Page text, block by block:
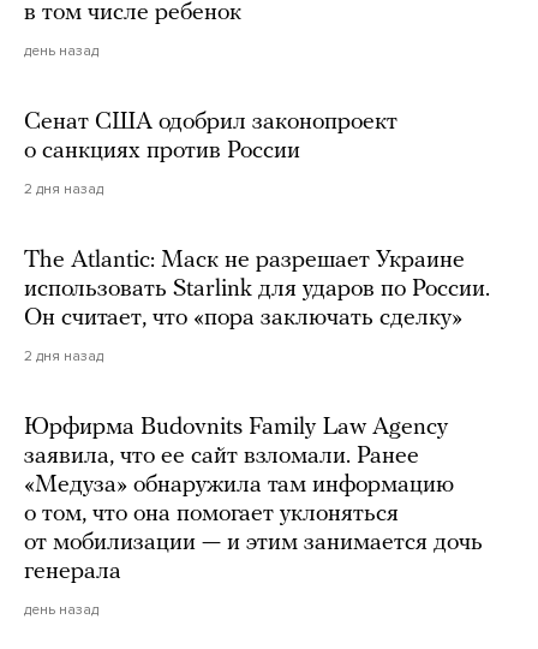
в том числе ребенок
день назад
Сенат США одобрил законопроект
о санкциях против России
2 дня назад
The Atlantic: Маск не разрешает Украине
использовать Starlink для ударов по России.
Он считает, что «пора заключать сделку»
2 дня назад
Юрфирма Budovnits Family Law Agency
заявила, что ее сайт взломали. Ранее
«Медуза» обнаружила там информацию
о том, что она помогает уклоняться
от мобилизации — и этим занимается дочь
генерала
день назад